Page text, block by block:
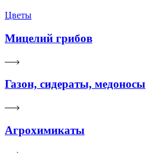
Цветы
Мицелий грибов
Газон, сидераты, медоносы
Агрохимикаты